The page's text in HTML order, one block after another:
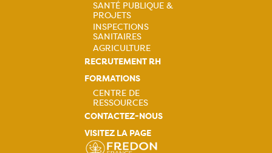
principale
SANTÉ PUBLIQUE &
PROJETS
INSPECTIONS
SANITAIRES
AGRICULTURE
RECRUTEMENT RH
FORMATIONS
Navigation
principale
CENTRE DE
RESSOURCES
CONTACTEZ-NOUS
VISITEZ LA PAGE